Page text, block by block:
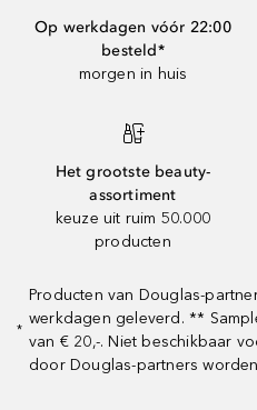
Op werkdagen vóór 22:00
besteld*
morgen in huis
Het grootste beauty-
assortiment
keuze uit ruim 50.000
producten
*
Producten van Douglas-
werkdagen geleverd. **
van € 20,-. Niet beschikbaar
door Douglas-partners